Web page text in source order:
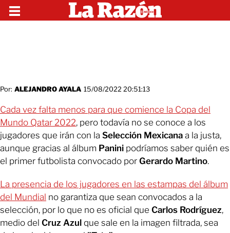
Por: ALEJANDRO AYALA 15/08/2022 20:51:13
Cada vez falta menos para que comience la Copa del
Mundo Qatar 2022, pero todavía no se conoce a los
jugadores que irán con la Selección Mexicana a la justa,
aunque gracias al álbum Panini podríamos saber quién es
el primer futbolista convocado por Gerardo Martino.
La presencia de los jugadores en las estampas del álbum
del Mundial no garantiza que sean convocados a la
selección, por lo que no es oficial que Carlos Rodríguez,
medio del Cruz Azul que sale en la imagen filtrada, sea